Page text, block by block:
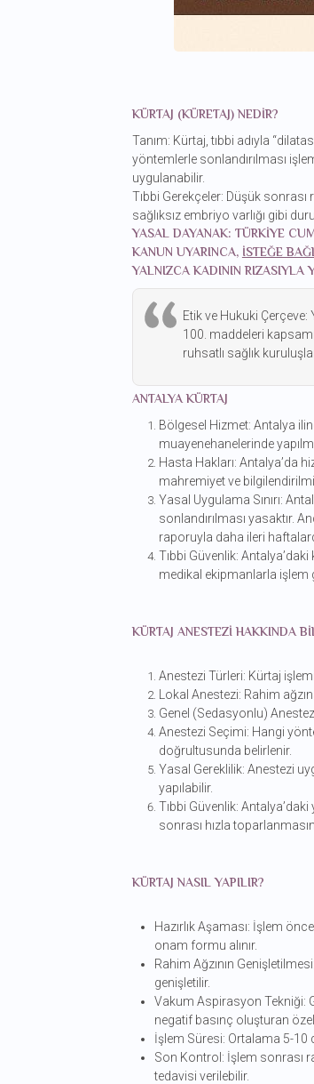
KÜRTAJ (KÜRETAJ) NEDIR?
Tanım: Kürtaj, tıbbi adıyla
yöntemlerle sonlandırılması
uygulanabilir.
Tıbbi Gerekçeler: Düşük
sağlıksız embriyo varlığı gibi
YASAL DAYANAK: TÜRKIYE
KANUN UYARINCA,ISTEĞE
YALNIZCA KADININ RIZASIYLA
Etik ve Hukuki Çerçeve:
100. maddeleri
ruhsatlı sağlık
ANTALYA KÜRTAJ
Bölgesel Hizmet: Antalya
muayenehanelerinde
Hasta Hakları: Antalya’da
mahremiyet ve
Yasal Uygulama Sınırı:
sonlandırılması yasaktır.
raporuyla daha ileri
Tıbbi Güvenlik:
medikal ekipmanlarla işlem
KÜRTAJ ANESTEZI HAKKINDA
Anestezi Türleri: Kürtaj
Lokal Anestezi: Rahim
Genel (Sedasyonlu)
Anestezi Seçimi: Hangi
doğrultusunda belirlenir.
Yasal Gereklilik: Anestezi
yapılabilir.
Tıbbi Güvenlik:
sonrası hızla
KÜRTAJ NASIL YAPILIR?
Hazırlık Aşaması: İşlem
onam formu alınır.
Rahim Ağzının
genişletilir.
Vakum Aspirasyon Tekniği:
negatif basınç oluşturan özel
İşlem Süresi: Ortalama 5-10
Son Kontrol: İşlem sonrası
tedavisi verilebilir.